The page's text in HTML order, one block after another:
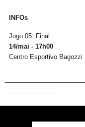
INFOs
Jogo 05: Final
14/mai - 17h00
Centro Esportivo Bagozzi